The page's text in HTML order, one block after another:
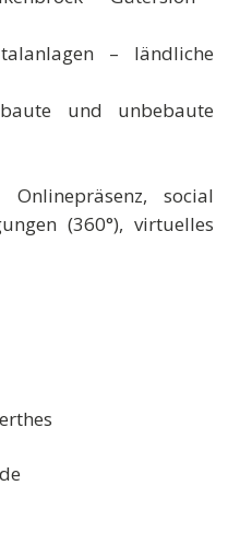
– ländliche
und unbebaute
Onlinepräsenz, social
(360°), virtuelles